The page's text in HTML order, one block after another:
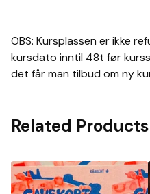
OBS: Kursplassen er ikke
kursdato inntil 48t før
det får man tilbud om ny
Related Products